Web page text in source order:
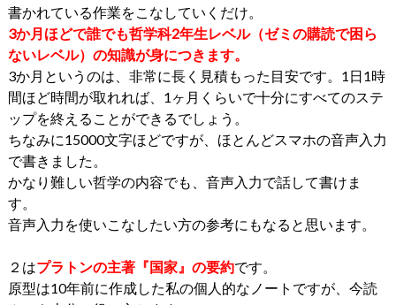
書かれている作業をこなしていくだけ。
3か月ほどで誰でも哲学科2年生レベル（ゼミの購読で困ら
ないレベル）の知識が身につきます。
3か月というのは、非常に長く見積もった目安です。1日1時
間ほど時間が取れれば、1ヶ月くらいで十分にすべてのステ
ップを終えることができるでしょう。
ちなみに15000文字ほどですが、ほとんどスマホの音声入力
で書きました。
かなり難しい哲学の内容でも、音声入力で話して書けま
す。
音声入力を使いこなしたい方の参考にもなると思います。
２はプラトンの主著『国家』の要約です。
原型は10年前に作成した私の個人的なノートですが、今読